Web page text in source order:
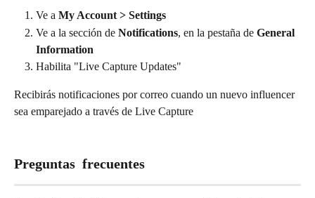
Ve a My Account > Settings
Ve a la sección de Notifications, en la pestaña de General
Information
Habilita "Live Capture Updates"
Recibirás notificaciones por correo cuando un nuevo influencer
sea emparejado a través de Live Capture
Preguntas  frecuentes